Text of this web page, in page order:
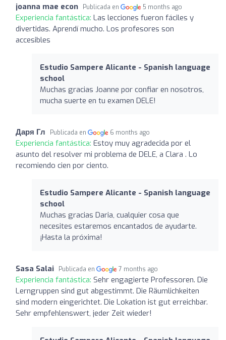
joanna mae econ Publicada en 5 months ago
Experiencia fantástica: Las lecciones fueron fáciles y
divertidas. Aprendí mucho. Los profesores son
accesibles
Estudio Sampere Alicante - Spanish language
school
Muchas gracias Joanne por confiar en nosotros,
mucha suerte en tu examen DELE!
Даря Гл Publicada en 6 months ago
Experiencia fantástica: Estoy muy agradecida por el
asunto del resolver mi problema de DELE, a Clara . Lo
recomiendo cien por ciento.
Estudio Sampere Alicante - Spanish language
school
Muchas gracias Daria, cualquier cosa que
necesites estaremos encantados de ayudarte.
¡Hasta la próxima!
Sasa Salai Publicada en 7 months ago
Experiencia fantástica: Sehr engagierte Professoren. Die
Lerngruppen sind gut abgestimmt. Die Räumlichkeiten
sind modern eingerichtet. Die Lokation ist gut erreichbar.
Sehr empfehlenswert, jeder Zeit wieder!